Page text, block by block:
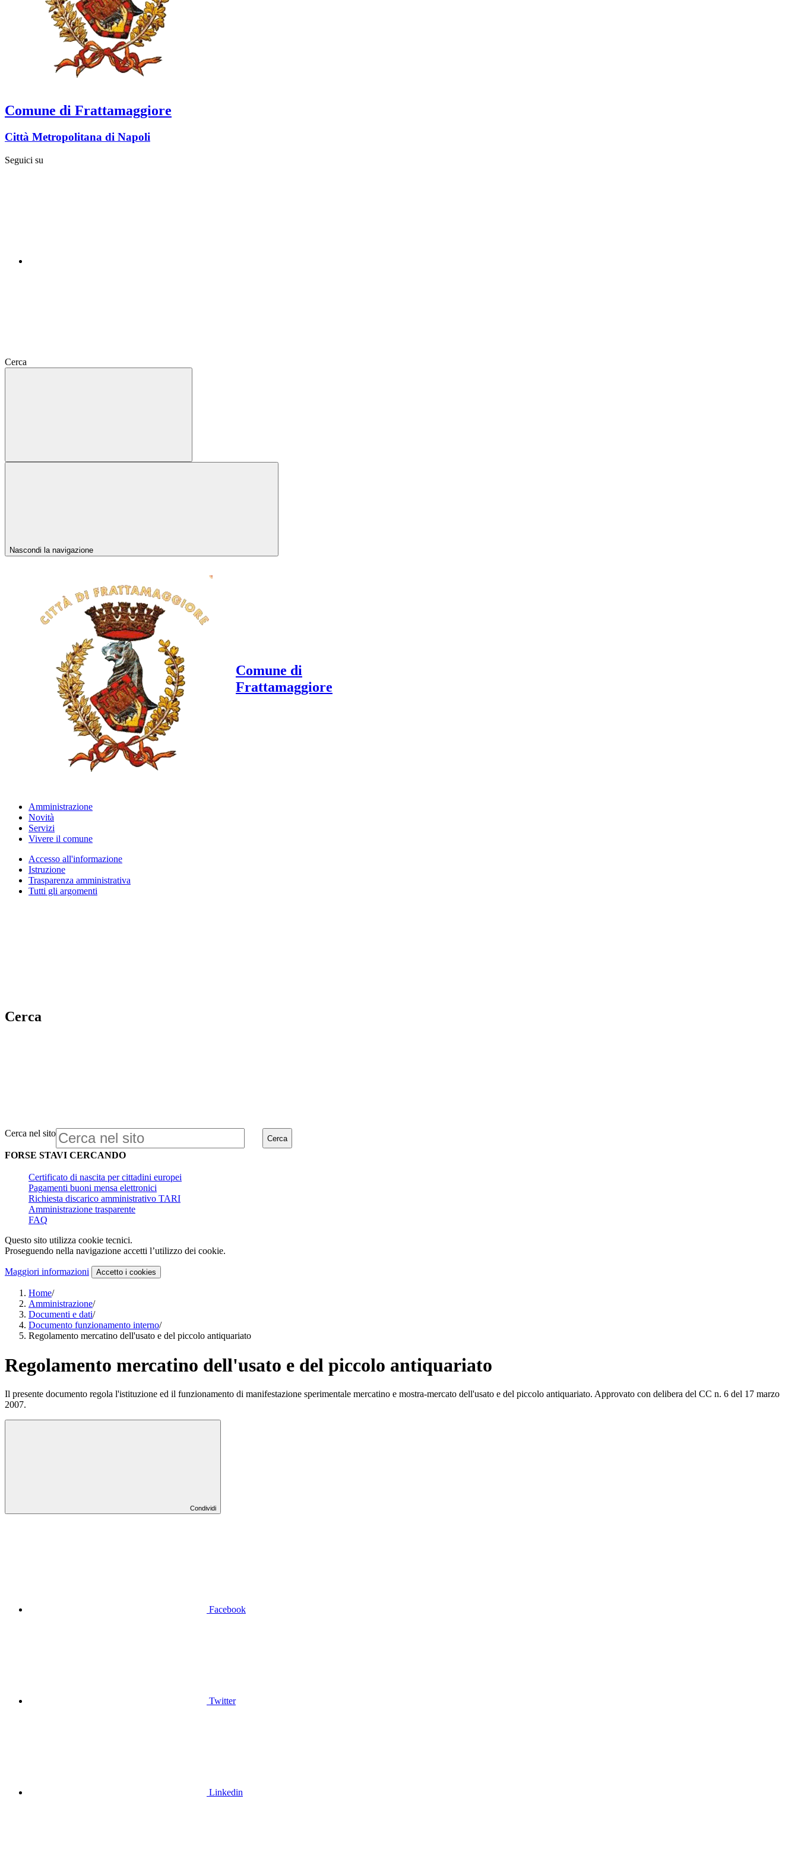
Comune di Frattamaggiore
Città Metropolitana di Napoli
Seguici su
Cerca
Nascondi la navigazione
Comune di
Frattamaggiore
Amministrazione
Novità
Servizi
Vivere il comune
Accesso all'informazione
Istruzione
Trasparenza amministrativa
Tutti gli argomenti
Cerca
Cerca nel sito Cerca
FORSE STAVI CERCANDO
Certificato di nascita per cittadini europei
Pagamenti buoni mensa elettronici
Richiesta discarico amministrativo TARI
Amministrazione trasparente
FAQ
Questo sito utilizza cookie tecnici.
Proseguendo nella navigazione accetti l’utilizzo dei cookie.
Maggiori informazioni Accetto i cookies
Home/
Amministrazione/
Documenti e dati/
Documento funzionamento interno/
Regolamento mercatino dell'usato e del piccolo antiquariato
Regolamento mercatino dell'usato e del piccolo antiquariato
Il presente documento regola l'istituzione ed il funzionamento di manifestazione sperimentale mercatino e mostra-mercato dell'usato e del piccolo antiquariato. Approvato con delibera del CC n. 6 del 17 marzo
2007.
Condividi
Facebook
Twitter
Linkedin